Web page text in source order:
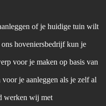
of je huidige tuin wilt
hoveniersbedrijf kun je
voor je maken op basis van
je aanleggen als je zelf al
werken wij met